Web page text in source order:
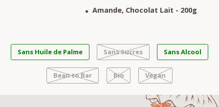
Amande, Chocolat Lait - 200g
Sans Huile de Palme Sans Sucres Sans Alcool
Bean to Bar Bio Vegan